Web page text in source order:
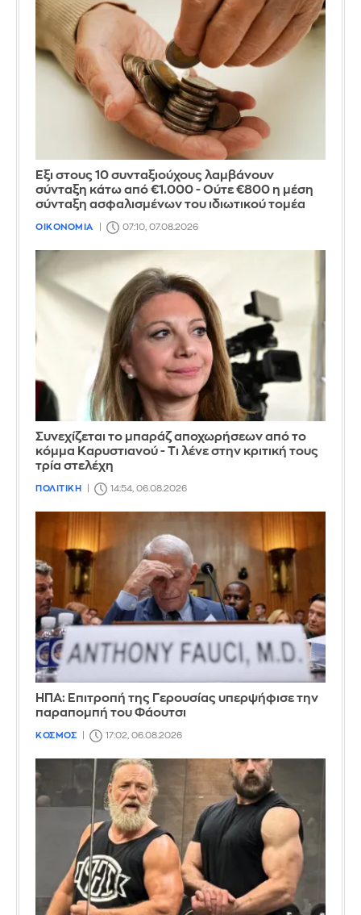
Έξι στους 10 συνταξιούχους λαμβάνουν
σύνταξη κάτω από €1.000 - Ούτε €800 η μέση
σύνταξη ασφαλισμένων του ιδιωτικού τομέα
ΟΙΚΟΝΟΜΙΑ 07:10, 07.08.2026
Συνεχίζεται το μπαράζ αποχωρήσεων από το
κόμμα Καρυστιανού - Τι λένε στην κριτική τους
τρία στελέχη
ΠΟΛΙΤΙΚΗ 14:54, 06.08.2026
ΗΠΑ: Επιτροπή της Γερουσίας υπερψήφισε την
παραπομπή του Φάουτσι
ΚΟΣΜΟΣ 17:02, 06.08.2026